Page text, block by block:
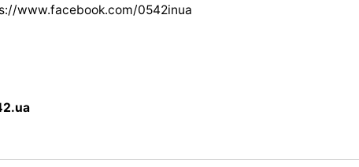
www.facebook.com/0542inua